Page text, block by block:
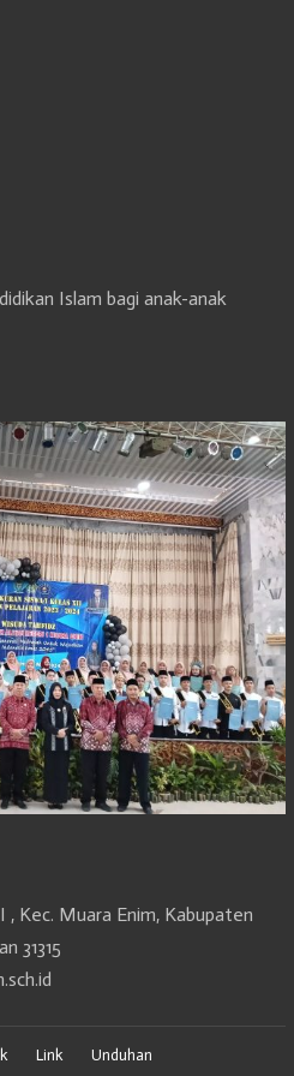
Islam bagi anak-anak
, Kec. Muara Enim, Kabupaten
31315
Link Unduhan